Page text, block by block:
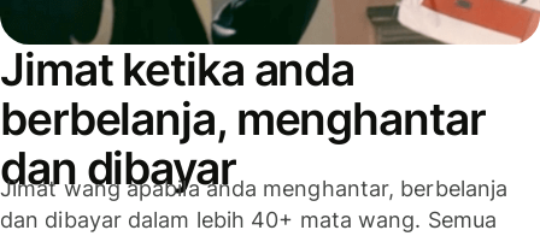
Jimat ketika anda
berbelanja, menghantar
dan dibayar
Jimat wang apabila anda menghantar, berbelanja
dan dibayar dalam lebih 40+ mata wang. Semua